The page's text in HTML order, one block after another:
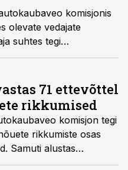
komisjonis
olevate vedajate
suhtes tegi
71 ettevõttel
rikkumised
komisjon tegi
rikkumiste osas
Samuti alustas
teekasutustasu